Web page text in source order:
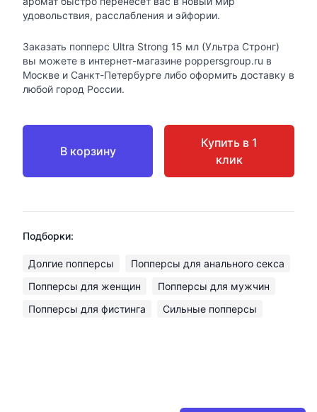
удовольствия, расслабления и эйфории.
Заказать попперс Ultra Strong 15 мл (Ультра Стронг)
вы можете в интернет-магазине poppersgroup.ru в
Москве и Санкт-Петербурге либо оформить доставку в
любой город России.
В корзину
Купить в 1
клик
Подборки:
Долгие попперсы
Попперсы для анального секса
Попперсы для женщин
Попперсы для мужчин
Попперсы для фистинга
Сильные попперсы